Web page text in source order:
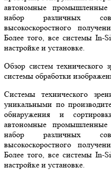
автономные
набор различных
высокоскоростного
Более того, все системы In-
настройке и установке.
Обзор систем
системы обработки
Системы технического
уникальными по
обнаружения и
автономные
набор различных
высокоскоростного
Более того, все системы In-
настройке и установке.